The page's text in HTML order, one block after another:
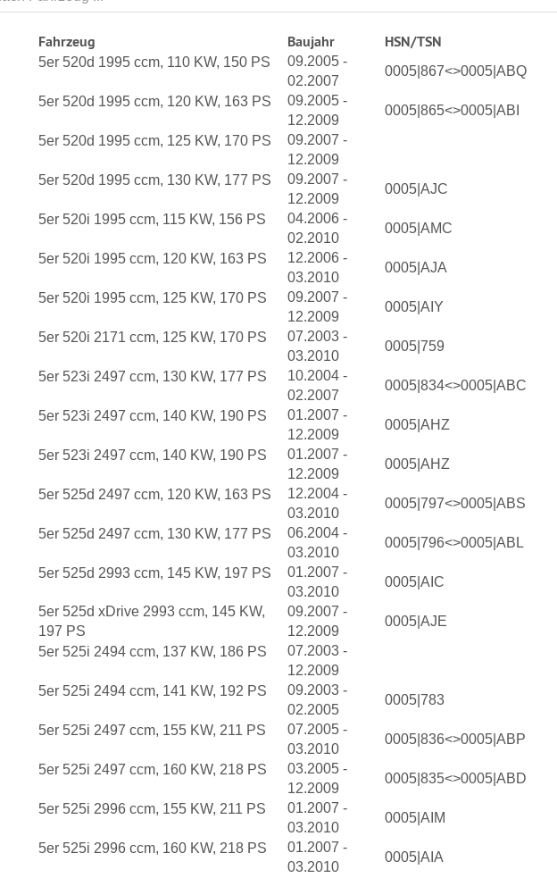
Fahrzeug Baujahr HSN/TSN
5er 520d 1995 ccm, 110 KW, 150 PS
09.2005 -
02.2007
0005|867<>0005|ABQ
5er 520d 1995 ccm, 120 KW, 163 PS
09.2005 -
12.2009
0005|865<>0005|ABI
5er 520d 1995 ccm, 125 KW, 170 PS
09.2007 -
12.2009
5er 520d 1995 ccm, 130 KW, 177 PS
09.2007 -
12.2009
0005|AJC
5er 520i 1995 ccm, 115 KW, 156 PS
04.2006 -
02.2010
0005|AMC
5er 520i 1995 ccm, 120 KW, 163 PS
12.2006 -
03.2010
0005|AJA
5er 520i 1995 ccm, 125 KW, 170 PS
09.2007 -
12.2009
0005|AIY
5er 520i 2171 ccm, 125 KW, 170 PS
07.2003 -
03.2010
0005|759
5er 523i 2497 ccm, 130 KW, 177 PS
10.2004 -
02.2007
0005|834<>0005|ABC
5er 523i 2497 ccm, 140 KW, 190 PS
01.2007 -
12.2009
0005|AHZ
5er 523i 2497 ccm, 140 KW, 190 PS
01.2007 -
12.2009
0005|AHZ
5er 525d 2497 ccm, 120 KW, 163 PS
12.2004 -
03.2010
0005|797<>0005|ABS
5er 525d 2497 ccm, 130 KW, 177 PS
06.2004 -
03.2010
0005|796<>0005|ABL
5er 525d 2993 ccm, 145 KW, 197 PS
01.2007 -
03.2010
0005|AIC
5er 525d xDrive 2993 ccm, 145 KW,
197 PS
09.2007 -
12.2009
0005|AJE
5er 525i 2494 ccm, 137 KW, 186 PS
07.2003 -
12.2009
5er 525i 2494 ccm, 141 KW, 192 PS
09.2003 -
02.2005
0005|783
5er 525i 2497 ccm, 155 KW, 211 PS
07.2005 -
03.2010
0005|836<>0005|ABP
5er 525i 2497 ccm, 160 KW, 218 PS
03.2005 -
12.2009
0005|835<>0005|ABD
5er 525i 2996 ccm, 155 KW, 211 PS
01.2007 -
03.2010
0005|AIM
5er 525i 2996 ccm, 160 KW, 218 PS
01.2007 -
03.2010
0005|AIA